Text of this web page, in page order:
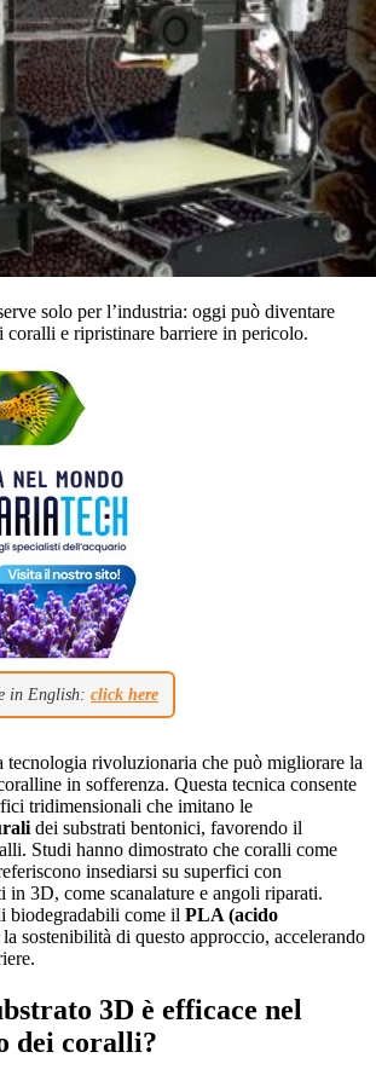
solo per l’industria: oggi può diventare
coralli e ripristinare barriere in pericolo.
in English: click here
tecnologia rivoluzionaria che può migliorare la
in sofferenza. Questa tecnica consente
tridimensionali che imitano le
dei substrati bentonici, favorendo il
Studi hanno dimostrato che coralli come
insediarsi su superfici con
in 3D, come scanalature e angoli riparati.
biodegradabili come il PLA (acido
la sostenibilità di questo approccio, accelerando
3D è efficace nel
dei coralli?